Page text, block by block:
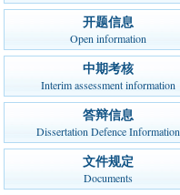
开题信息
Open information
中期考核
Interim assessment information
答辩信息
Dissertation Defence Information
文件规定
Documents